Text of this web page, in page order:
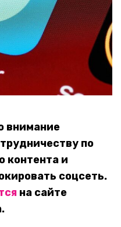
внимание
по
контента и
соцсеть.
на сайте